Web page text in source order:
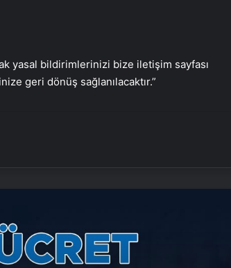
yasal bildirimlerinizi bize iletişim sayfası
geri dönüş sağlanılacaktır.”
Adaylarına Çifte Güvence: Sabit
Ücret ve Kesintisiz Burs
Temmuz Ayındaki Karar
Duruşmasına Çevrildi